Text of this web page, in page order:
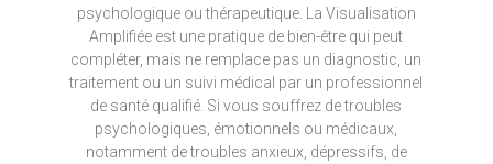
psychologique ou thérapeutique. La Visualisation
Amplifiée est une pratique de bien-être qui peut
compléter, mais ne remplace pas un diagnostic, un
traitement ou un suivi médical par un professionnel
de santé qualifié. Si vous souffrez de troubles
psychologiques, émotionnels ou médicaux,
notamment de troubles anxieux, dépressifs, de